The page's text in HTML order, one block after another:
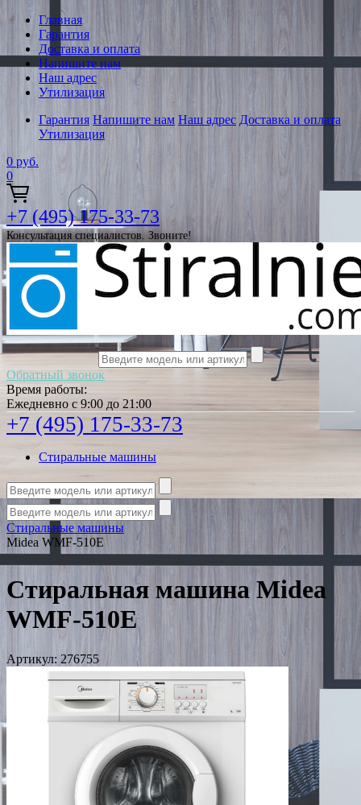
Главная
Гарантия
Доставка и оплата
Напишите нам
Наш адрес
Утилизация
Гарантия Напишите нам Наш адрес Доставка и оплата
Утилизация
0 руб.
0
+7 (495) 175-33-73
Консультация специалистов. Звоните!
Обратный звонок
Время работы:
Ежедневно с 9:00 до 21:00
+7 (495) 175-33-73
Стиральные машины
Стиральные машины
Midea WMF-510E
Стиральная машина Midea
WMF-510E
Артикул: 276755